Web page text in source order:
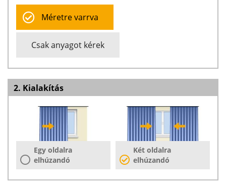
Méretre varrva
Csak anyagot kérek
2. Kialakítás
Egy oldalra
elhúzandó
Két oldalra
elhúzandó